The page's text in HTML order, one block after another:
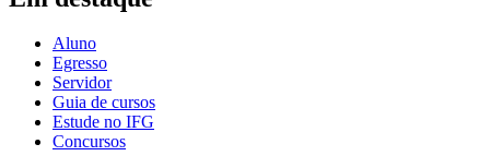
Aluno
Egresso
Servidor
Guia de cursos
Estude no IFG
Concursos